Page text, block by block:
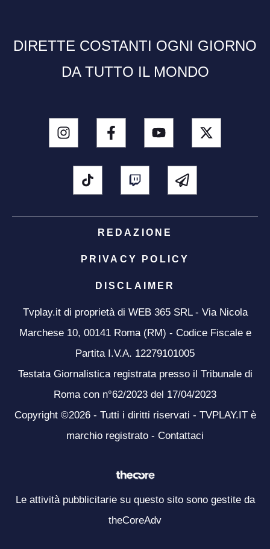
DIRETTE COSTANTI OGNI GIORNO
DA TUTTO IL MONDO
REDAZIONE
PRIVACY POLICY
DISCLAIMER
Tvplay.it di proprietà di WEB 365 SRL - Via Nicola
Marchese 10, 00141 Roma (RM) - Codice Fiscale e
Partita I.V.A. 12279101005
Testata Giornalistica registrata presso il Tribunale di
Roma con n°62/2023 del 17/04/2023
Copyright ©2026 - Tutti i diritti riservati - TVPLAY.IT è
marchio registrato - Contattaci
Le attività pubblicitarie su questo sito sono gestite da
theCoreAdv